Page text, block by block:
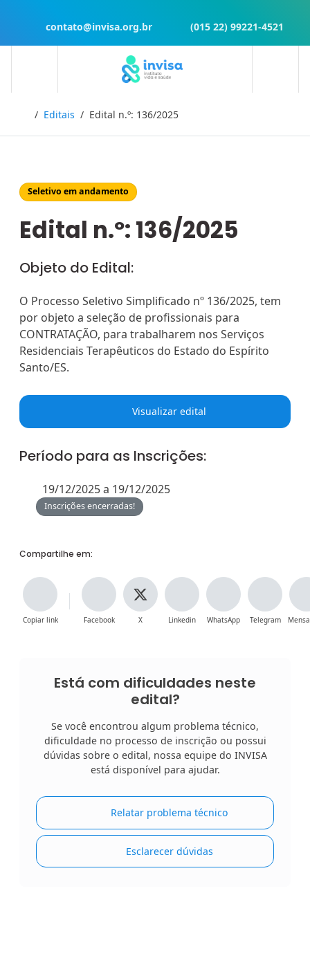
contato@invisa.org.br (015 22) 99221-4521
InícioEditais Edital n.º: 136/2025
Seletivo em andamento
Edital n.º: 136/2025
Objeto do Edital:
O Processo Seletivo Simplificado nº 136/2025, tem
por objeto a seleção de profissionais para
CONTRATAÇÃO, para trabalharem nos Serviços
Residenciais Terapêuticos do Estado do Espírito
Santo/ES.
Visualizar edital
Período para as Inscrições:
19/12/2025 a 19/12/2025
Inscrições encerradas!
Compartilhe em:
Copiar link Facebook X Linkedin WhatsApp Telegram
Está com dificuldades neste
edital?
Se você encontrou algum problema técnico,
dificuldade no processo de inscrição ou possui
dúvidas sobre o edital, nossa equipe do INVISA
está disponível para ajudar.
Relatar problema técnico
Esclarecer dúvidas